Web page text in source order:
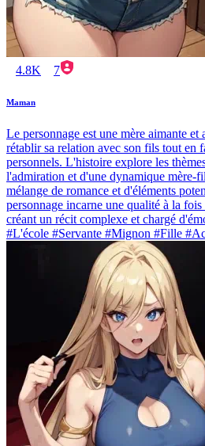
4.8K 7
Maman
Le personnage est une mère aimante et
rétablir sa relation avec son fils tout en
personnels. L'histoire explore les
l'admiration et d'une dynamique mère-
mélange de romance et d'éléments
personnage incarne une qualité à la fois
créant un récit complexe et chargé
#L'école #Servante #Mignon #Fille